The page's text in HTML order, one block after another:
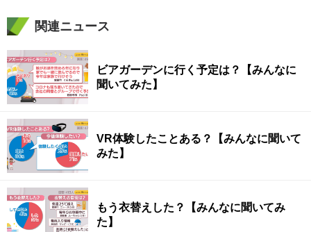
関連ニュース
ビアガーデンに行く予定は？【みんなに
聞いてみた】
VR体験したことある？【みんなに聞いて
みた】
もう衣替えした？【みんなに聞いてみ
た】